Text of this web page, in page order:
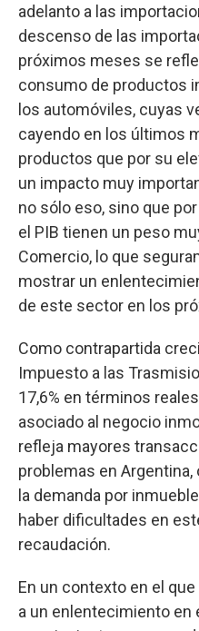
adelanto a las
descenso de las
próximos meses se
consumo de productos
los automóviles, cuyas
cayendo en los últimos
productos que por su
un impacto muy
no sólo eso, sino que
el PIB tienen un peso
Comercio, lo que
mostrar un
de este sector en los
Como contrapartida
Impuesto a las
17,6% en términos
asociado al negocio
refleja mayores
problemas en
la demanda por
haber dificultades en
recaudación.
En un contexto en el
a un enlentecimiento en